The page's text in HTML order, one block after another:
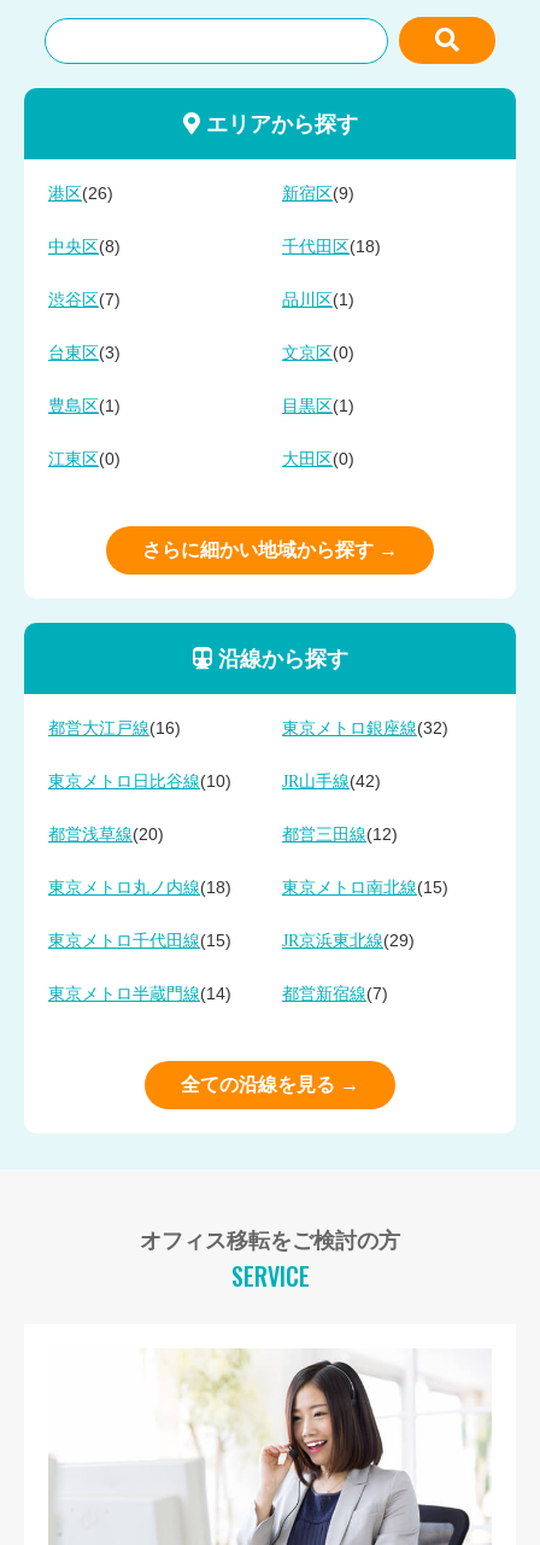
エリアから探す
港区 (26) 新宿区 (9)
中央区 (8) 千代田区 (18)
渋谷区 (7) 品川区 (1)
台東区 (3) 文京区 (0)
豊島区 (1) 目黒区 (1)
江東区 (0) 大田区 (0)
さらに細かい地域から探す →
沿線から探す
都営大江戸線(16) 東京メトロ銀座線(32)
東京メトロ日比谷線(10) JR山手線(42)
都営浅草線(20) 都営三田線(12)
東京メトロ丸ノ内線(18) 東京メトロ南北線(15)
東京メトロ千代田線(15) JR京浜東北線(29)
東京メトロ半蔵門線(14) 都営新宿線(7)
全ての沿線を見る →
オフィス移転をご検討の方
SERVICE